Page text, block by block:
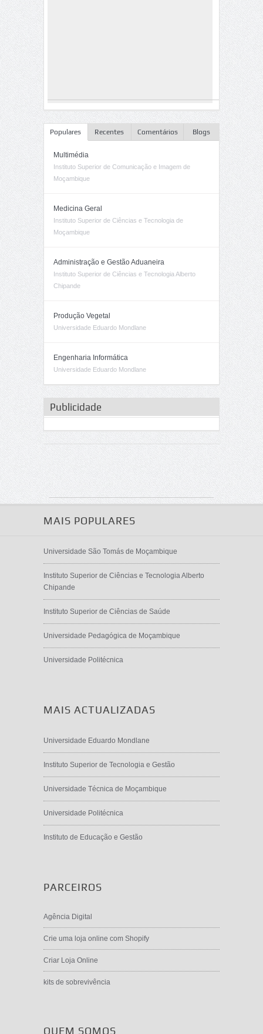
Populares Recentes Comentários Blogs
Multimédia
Instituto Superior de Comunicação e Imagem de
Moçambique
Medicina Geral
Instituto Superior de Ciências e Tecnologia de
Moçambique
Administração e Gestão Aduaneira
Instituto Superior de Ciências e Tecnologia Alberto
Chipande
Produção Vegetal
Universidade Eduardo Mondlane
Engenharia Informática
Universidade Eduardo Mondlane
Publicidade
MAIS POPULARES
Universidade São Tomás de Moçambique
Instituto Superior de Ciências e Tecnologia Alberto
Chipande
Instituto Superior de Ciências de Saúde
Universidade Pedagógica de Moçambique
Universidade Politécnica
MAIS ACTUALIZADAS
Universidade Eduardo Mondlane
Instituto Superior de Tecnologia e Gestão
Universidade Técnica de Moçambique
Universidade Politécnica
Instituto de Educação e Gestão
PARCEIROS
Agência Digital
Crie uma loja online com Shopify
Criar Loja Online
kits de sobrevivência
QUEM SOMOS